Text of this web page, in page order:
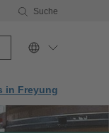
Suche
in Freyung